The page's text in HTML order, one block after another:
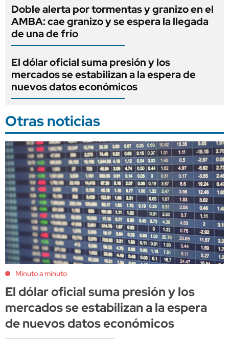
Doble alerta por tormentas y granizo en el
AMBA: cae granizo y se espera la llegada
de una de frío
El dólar oficial suma presión y los
mercados se estabilizan a la espera de
nuevos datos económicos
Otras noticias
Minuto a minuto
El dólar oficial suma presión y los
mercados se estabilizan a la espera
de nuevos datos económicos